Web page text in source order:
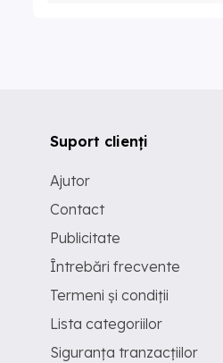
Suport clienți
Ajutor
Contact
Publicitate
Întrebări frecvente
Termeni și condiții
Lista categoriilor
Siguranța tranzacțiilor